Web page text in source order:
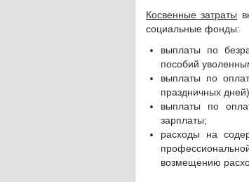
Косвенные затраты
социальные фонды:
выплаты по
пособий
выплаты по
праздничных
выплаты по
зарплаты;
расходы на
возмещению